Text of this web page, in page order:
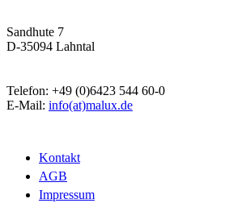
Sandhute 7
D-35094 Lahntal
Telefon: +49 (0)6423 544 60-0
E-Mail: info(at)malux.de
Kontakt
AGB
Impressum